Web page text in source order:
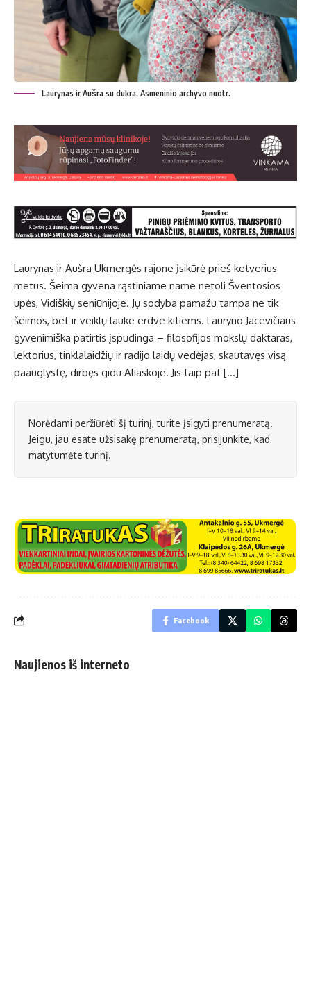
Laurynas ir Aušra su dukra. Asmeninio archyvo nuotr.
Laurynas ir Aušra Ukmergės rajone įsikūrė prieš ketverius
metus. Šeima gyvena rąstiniame name netoli Šventosios
upės, Vidiškių seniūnijoje. Jų sodyba pamažu tampa ne tik
šeimos, bet ir veiklų lauke erdve kitiems. Lauryno Jacevičiaus
gyvenimiška patirtis įspūdinga – filosofijos mokslų daktaras,
lektorius, tinklalaidžių ir radijo laidų vedėjas, skautavęs visą
paauglystę, dirbęs gidu Aliaskoje. Jis taip pat […]
Norėdami peržiūrėti šį turinį, turite įsigyti prenumeratą.
Jeigu, jau esate užsisakę prenumeratą, prisijunkite, kad
matytumėte turinį.
Facebook
Naujienos iš interneto